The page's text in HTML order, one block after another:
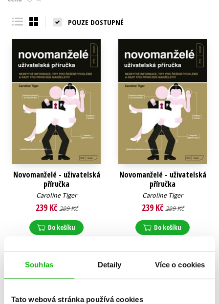
Souhlas Detaily Více o cookies
Tato webová stránka používá cookies
Young adult (SK)
POUZE DOSTUPNÉ
Novomanželé - uživatelská
příručka
Caroline Tiger
239 Kč 299 Kč
Do košíku
Novomanželé - uživatelská
příručka
Caroline Tiger
239 Kč 299 Kč
Do košíku
Zobrazuji 1 až 2 z celkem 2 záznamů
Předchozí 1 Další